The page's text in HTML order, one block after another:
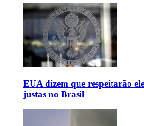
EUA dizem que respeitarão
justas no Brasil